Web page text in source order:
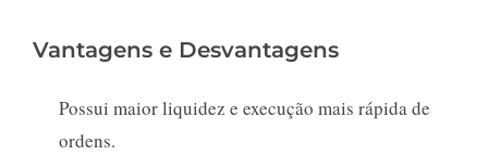
Vantagens e Desvantagens
Possui maior liquidez e execução mais rápida de
ordens.